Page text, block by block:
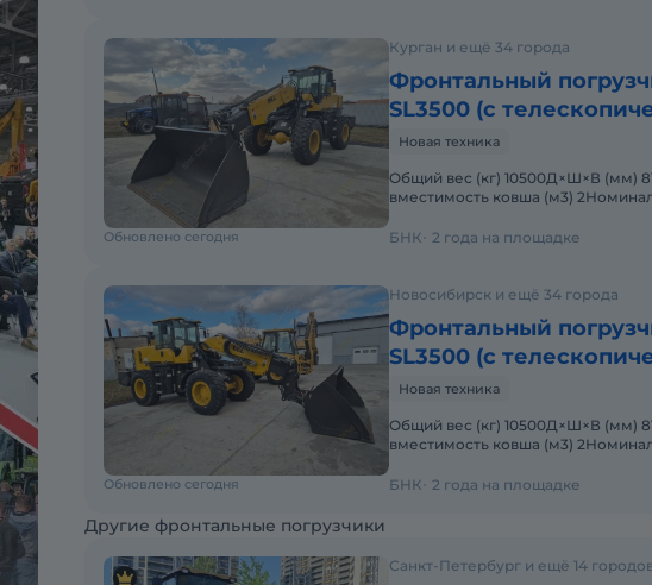
Курган и ещё 34 города
Фронтальный
SL3500 (с
Новая техника
Общий вес (кг) 10500Д×Ш×В (мм)
вместимость ковша (м3)
Обновлено сегодня БНК 2 года на площадке
Новосибирск и ещё 34 города
Фронтальный
SL3500 (с
Новая техника
Общий вес (кг) 10500Д×Ш×В (мм)
вместимость ковша (м3)
Обновлено сегодня БНК 2 года на площадке
Другие фронтальные погрузчики
Санкт-Петербург и ещё 14